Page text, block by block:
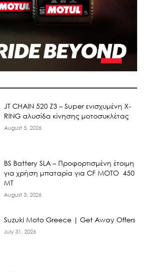
JT CHAIN 520 Ζ3 – Super ενισχυμένη X-
RING αλυσίδα κίνησης μοτοσυκλέτας
August 5, 2026
BS Battery SLA – Προφορτισμένη έτοιμη
για χρήση μπαταρία για CF MOTO 450
MT
August 3, 2026
Suzuki Moto Greece | Get Away Offers
July 31, 2026